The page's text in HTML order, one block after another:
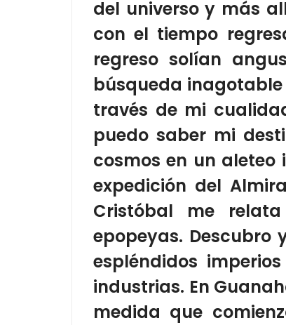
del universo y más
con el tiempo
regreso solían
búsqueda
través de mi
puedo saber mi
cosmosen un aleteo
expedición del
Cristóbal me relata
epopeyas. Descubro
espléndidos
industrias. En
medida que